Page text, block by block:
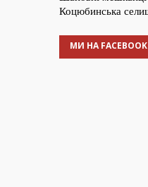
МИ НА FACEBOOK